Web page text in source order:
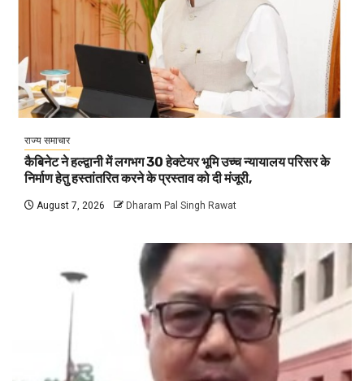
राज्य समाचार
कैबिनेट ने हल्द्वानी में लगभग 30 हेक्टेयर भूमि उच्च न्यायालय परिसर के
निर्माण हेतु हस्तांतरित करने के प्रस्ताव को दी मंजूरी,
August 7, 2026 Dharam Pal Singh Rawat